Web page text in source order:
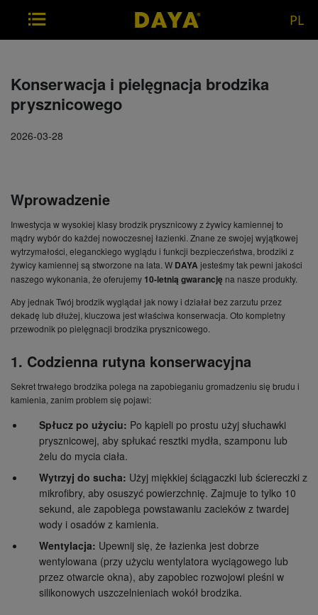
PL
Konserwacja i pielęgnacja brodzika
prysznicowego
2026-03-28
Wprowadzenie
Inwestycja w wysokiej klasy brodzik prysznicowy z żywicy kamiennej to
mądry wybór do każdej nowoczesnej łazienki. Znane ze swojej wyjątkowej
wytrzymałości, eleganckiego wyglądu i funkcji bezpieczeństwa, brodziki z
żywicy kamiennej są stworzone na lata. W DAYAjesteśmy tak pewni jakości
naszego wykonania, że oferujemy 10-letnią gwarancję na nasze produkty.
Aby jednak Twój brodzik wyglądał jak nowy i działał bez zarzutu przez
dekadę lub dłużej, kluczowa jest właściwa konserwacja. Oto kompletny
przewodnik po pielęgnacji brodzika prysznicowego.
1. Codzienna rutyna konserwacyjna
Sekret trwałego brodzika polega na zapobieganiu gromadzeniu się brudu i
kamienia, zanim problem się pojawi:
Spłucz po użyciu: Po kąpieli po prostu użyj słuchawki
prysznicowej, aby spłukać resztki mydła, szamponu lub
żelu do mycia ciała.
Wytrzyj do sucha: Użyj miękkiej ściągaczki lub ściereczki z
mikrofibry, aby osuszyć powierzchnię. Zajmuje to tylko 10
sekund, ale zapobiega powstawaniu zacieków z twardej
wody i osadów z kamienia.
Wentylacja: Upewnij się, że łazienka jest dobrze
wentylowana (przy użyciu wentylatora wyciągowego lub
przez otwarcie okna), aby zapobiec rozwojowi pleśni w
silikonowych uszczelnieniach wokół brodzika.